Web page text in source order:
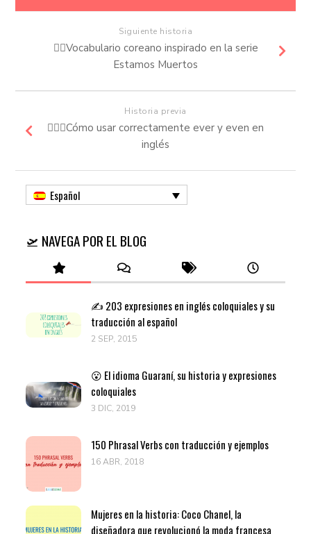
Siguiente historia
🧟‍♀️Vocabulario coreano inspirado en la serie
Estamos Muertos
Historia previa
🤷🏼‍♂️Cómo usar correctamente ever y even en
inglés
Español
🛫 NAVEGA POR EL BLOG
✍️ 203 expresiones en inglés coloquiales y su
traducción al español
2 SEP, 2015
😮 El idioma Guaraní, su historia y expresiones
coloquiales
3 DIC, 2019
150 Phrasal Verbs con traducción y ejemplos
16 ABR, 2018
Mujeres en la historia: Coco Chanel, la
diseñadora que revolucionó la moda francesa